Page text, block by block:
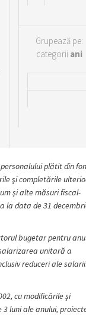
Grupează pe:
categorii ani
plătit din
şi completările
şi alte măsuri fiscal-
la data de 31
bugetar pentru
unitară a
reduceri ale
cu modificările şi
luni ale anului,